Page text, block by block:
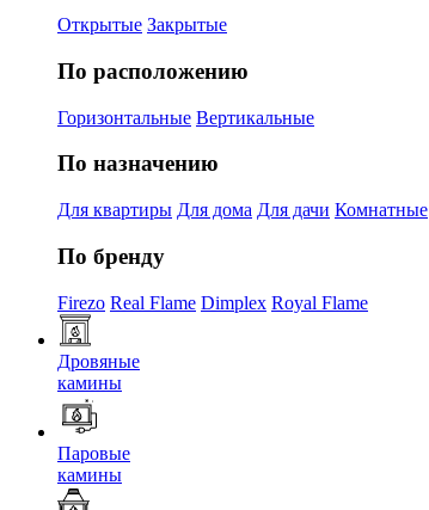
Открытые Закрытые
По расположению
Горизонтальные Вертикальные
По назначению
Для квартиры Для дома Для дачи Комнатные
По бренду
Firezo Real Flame Dimplex Royal Flame
Дровяные
камины
Паровые
камины